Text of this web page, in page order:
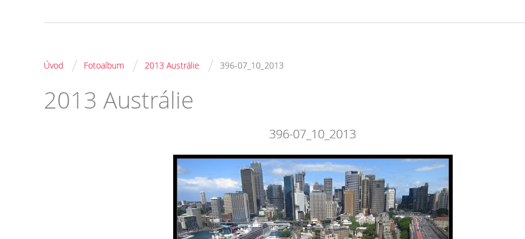
Úvod / Fotoalbum / 2013 Austrálie / 396-07_10_2013
2013 Austrálie
396-07_10_2013